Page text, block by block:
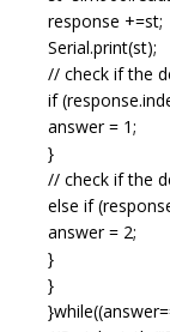
response +=st;
Serial.print(st);
// check if the
if
answer = 1;
}
// check if the
else if
answer = 2;
}
}